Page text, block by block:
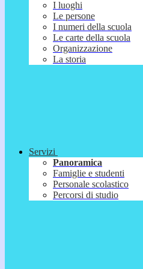
I luoghi
Le persone
I numeri della scuola
Le carte della scuola
Organizzazione
La storia
Servizi
Panoramica
Famiglie e studenti
Personale scolastico
Percorsi di studio